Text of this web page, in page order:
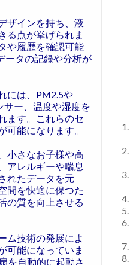
ザインを持ち、液
る点が挙げられま
や履歴を確認可能
ータの記録や分析が
には、PM2.5や
ー、温度や湿度を
ます。これらのセ
能になります。
小さなお子様や高
アレルギーや喘息
れたデータを元
間を快適に保つた
の質を向上させる
ム技術の発展によ
可能になっていま
を自動的に起動さ